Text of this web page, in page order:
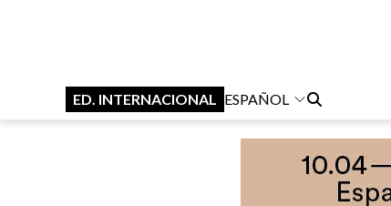
ED. INTERNACIONAL ESPAÑOL